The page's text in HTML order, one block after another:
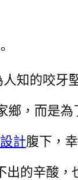
知的咬牙
，而是為
計腹下，
的辛酸，